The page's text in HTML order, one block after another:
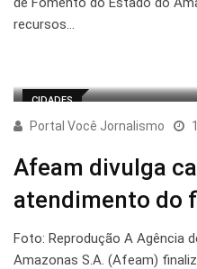
recursos…
CIDADES
Portal Você Jornalismo
Afeam divulga
atendimento do
Foto: Reprodução A Agência
Amazonas S.A. (Afeam)